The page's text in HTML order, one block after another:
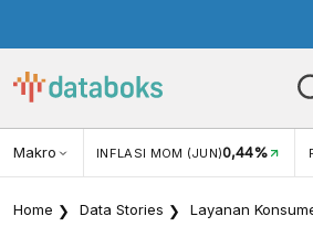
Makro
3,34% INFLASI MOM (JUN)0,44%
Home Data Stories Layanan